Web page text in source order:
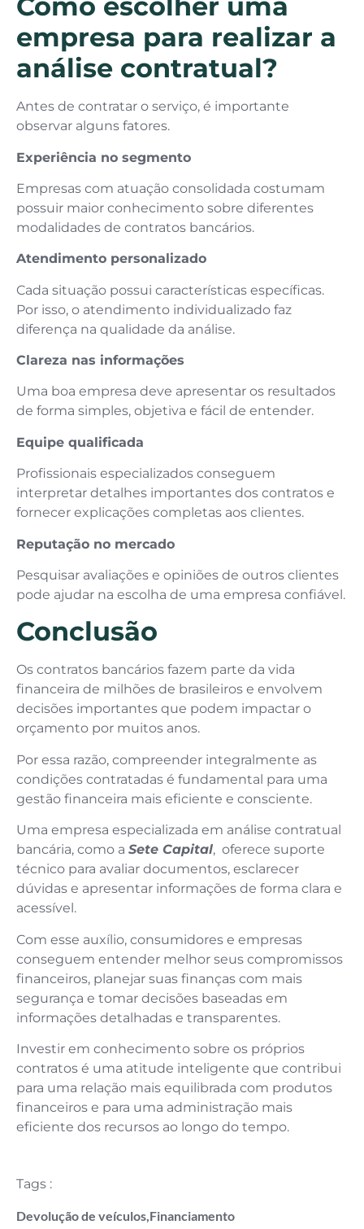
empresa para realizar a
análise contratual?
Antes de contratar o serviço, é importante
observar alguns fatores.
Experiência no segmento
Empresas com atuação consolidada costumam
possuir maior conhecimento sobre diferentes
modalidades de contratos bancários.
Atendimento personalizado
Cada situação possui características específicas.
Por isso, o atendimento individualizado faz
diferença na qualidade da análise.
Clareza nas informações
Uma boa empresa deve apresentar os resultados
de forma simples, objetiva e fácil de entender.
Equipe qualificada
Profissionais especializados conseguem
interpretar detalhes importantes dos contratos e
fornecer explicações completas aos clientes.
Reputação no mercado
Pesquisar avaliações e opiniões de outros clientes
pode ajudar na escolha de uma empresa confiável.
Conclusão
Os contratos bancários fazem parte da vida
financeira de milhões de brasileiros e envolvem
decisões importantes que podem impactar o
orçamento por muitos anos.
Por essa razão, compreender integralmente as
condições contratadas é fundamental para uma
gestão financeira mais eficiente e consciente.
Uma empresa especializada em análise contratual
bancária, como a Sete Capital, oferece suporte
técnico para avaliar documentos, esclarecer
dúvidas e apresentar informações de forma clara e
acessível.
Com esse auxílio, consumidores e empresas
conseguem entender melhor seus compromissos
financeiros, planejar suas finanças com mais
segurança e tomar decisões baseadas em
informações detalhadas e transparentes.
Investir em conhecimento sobre os próprios
contratos é uma atitude inteligente que contribui
para uma relação mais equilibrada com produtos
financeiros e para uma administração mais
eficiente dos recursos ao longo do tempo.
Tags :
Devolução de veículos Financiamento